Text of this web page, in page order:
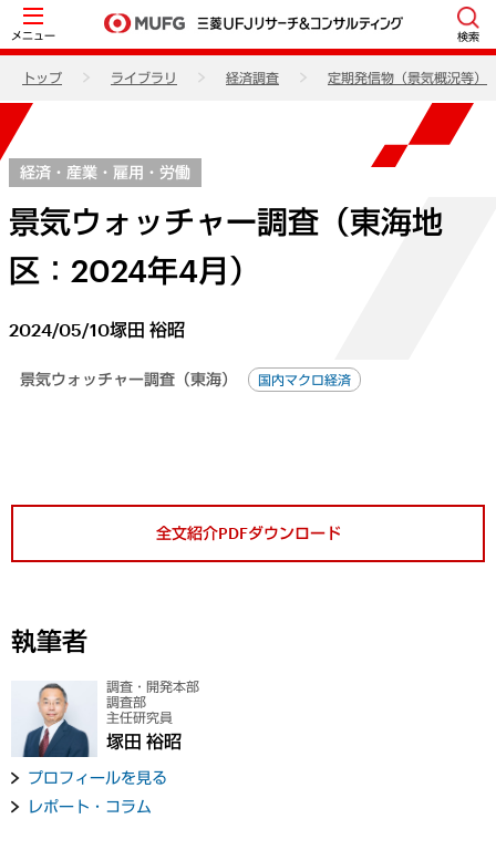
メニュー 検索
トップ ライブラリ 経済調査 定期発信物（景気概況等）
経済・産業・雇用・労働
景気ウォッチャー調査（東海地
区：2024年4月）
2024/05/10塚田 裕昭
景気ウォッチャー調査（東海） 国内マクロ経済
全文紹介PDFダウンロード
執筆者
調査・開発本部
調査部
主任研究員
塚田 裕昭
プロフィールを見る
レポート・コラム